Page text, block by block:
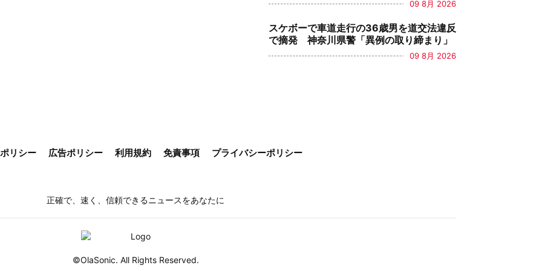
09 8月 2026
スケボーで車道走行の36歳男を道交法違反
で摘発 神奈川県警「異例の取り締まり」
09 8月 2026
リシー 広告ポリシー 利用規約 免責事項 プライバシーポリシー
正確で、速く、信頼できるニュースをあなたに
©OlaSonic. All Rights Reserved.